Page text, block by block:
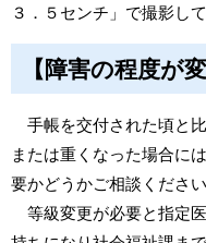
３．５センチ」で撮影し
【障害の程度が
手帳を交付された頃と
または重くなった場合に
要かどうかご相談ください
等級変更が必要と指定